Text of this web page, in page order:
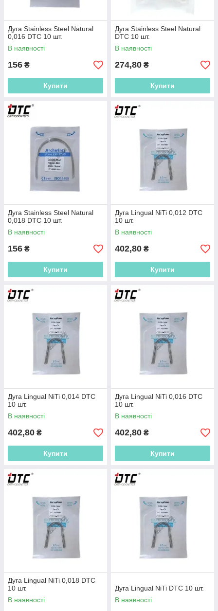
Дуга Stainless Steel Natural
0,016 DTC 10 шт.
В наявності
156 ₴
Купити
Дуга Stainless Steel Natural
DTC 10 шт.
В наявності
274,80 ₴
Купити
Дуга Stainless Steel Natural
0,018 DTC 10 шт.
В наявності
156 ₴
Купити
Дуга Lingual NiTi 0,012 DTC
10 шт.
В наявності
402,80 ₴
Купити
Дуга Lingual NiTi 0,014 DTC
10 шт.
В наявності
402,80 ₴
Купити
Дуга Lingual NiTi 0,016 DTC
10 шт.
В наявності
402,80 ₴
Купити
Дуга Lingual NiTi 0,018 DTC
10 шт.
В наявності
Дуга Lingual NiTi DTC 10 шт.
В наявності